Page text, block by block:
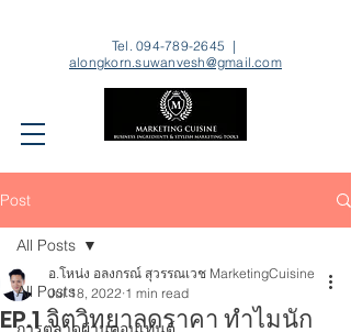
Tel.094-789-2645 |
alongkorn.suwanvesh@gmail.com
Post
All Posts
All Posts
EP.1 จิตวิทยาลดราคา ทำไมนัก
อ.โหน่ง อลงกรณ์ สุวรรณเวช MarketingCuisine
Jul 18, 2022 1 min read